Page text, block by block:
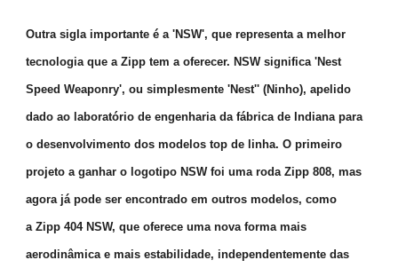
Outra sigla importante é a 'NSW', que representa a melhor
tecnologia que a Zipp tem a oferecer. NSW significa 'Nest
Speed Weaponry', ou simplesmente 'Nest'' (Ninho), apelido
dado ao laboratório de engenharia da fábrica de Indiana para
o desenvolvimento dos modelos top de linha. O primeiro
projeto a ganhar o logotipo NSW foi uma roda Zipp 808, mas
agora já pode ser encontrado em outros modelos, como
a Zipp 404 NSW, que oferece uma nova forma mais
aerodinâmica e mais estabilidade, independentemente das